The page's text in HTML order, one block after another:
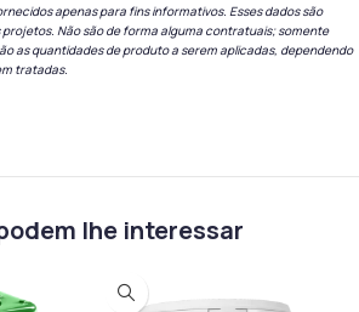
apenas para fins informativos. Esses dados são
Não são de forma alguma contratuais; somente
as quantidades de produto a serem aplicadas, dependendo
tratadas.
lhe interessar